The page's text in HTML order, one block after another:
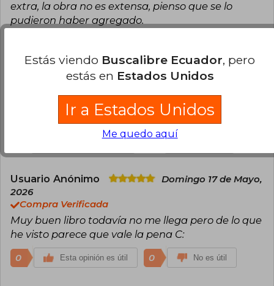
extra, la obra no es extensa, pienso que se lo
pudieron haber agregado.
Usuario Anónimo
Miércoles 22 de Abril,
Compra Verificada
Un clasico de siempre , bonita edicion
Usuario Anónimo
Domingo 17 de Mayo,
2026
Compra Verificada
Muy buen libro todavía no me llega pero de lo que
he visto parece que vale la pena C:
0 Esta opinión es útil 0 No es útil
Estás viendo Buscalibre Ecuador, pero
estás en Estados Unidos
Ir a Estados Unidos
Me quedo aquí